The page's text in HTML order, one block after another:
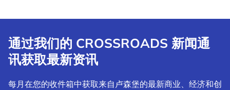
通过我们的 CROSSROADS 新闻通
讯获取最新资讯
每月在您的收件箱中获取来自卢森堡的最新商业、经济和创